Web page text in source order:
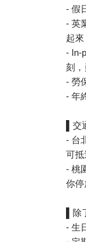
- 假
- 英
起來
- In-
刻
- 勞
- 年
▌
- 台
可抵
- 桃
你停
▌
- 生